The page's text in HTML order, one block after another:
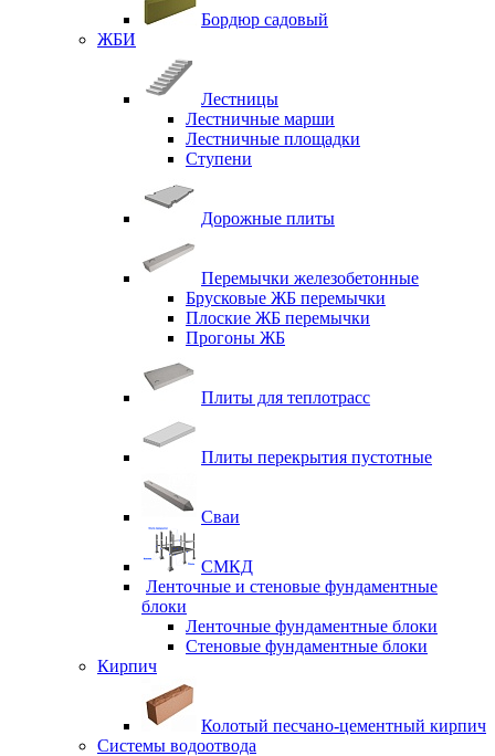
Бордюр садовый
ЖБИ
Лестницы
Лестничные марши
Лестничные площадки
Ступени
Дорожные плиты
Перемычки железобетонные
Брусковые ЖБ перемычки
Плоские ЖБ перемычки
Прогоны ЖБ
Плиты для теплотрасс
Плиты перекрытия пустотные
Сваи
СМКД
Ленточные и стеновые фундаментные
блоки
Ленточные фундаментные блоки
Стеновые фундаментные блоки
Кирпич
Колотый песчано-цементный кирпич
Системы водоотвода